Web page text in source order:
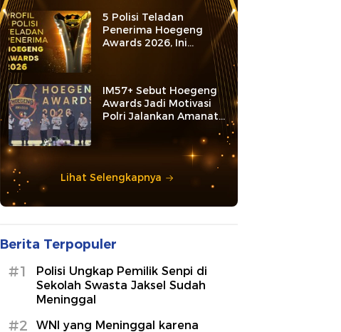
5 Polisi Teladan
Penerima Hoegeng
Awards 2026, Ini
Kategori dan Kiprahnya
IM57+ Sebut Hoegeng
Awards Jadi Motivasi
Polri Jalankan Amanat
Lihat Selengkapnya
Berita Terpopuler
#1
Polisi Ungkap Pemilik Senpi di
Sekolah Swasta Jaksel Sudah
Meninggal
#2
WNI yang Meninggal karena